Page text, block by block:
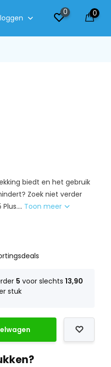
0 0
biedt en het gebruik
Zoek niet verder
Toon meer
5 voor slechts 13,90
stuk